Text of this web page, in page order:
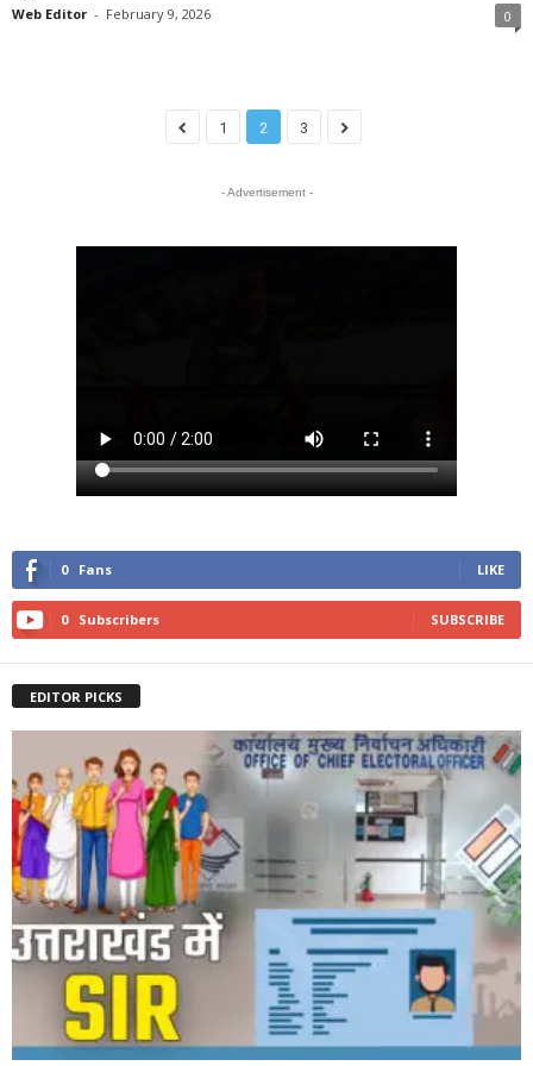
Web Editor - February 9, 2026 0
1 2 3
- Advertisement -
0 Fans LIKE
0 Subscribers SUBSCRIBE
EDITOR PICKS